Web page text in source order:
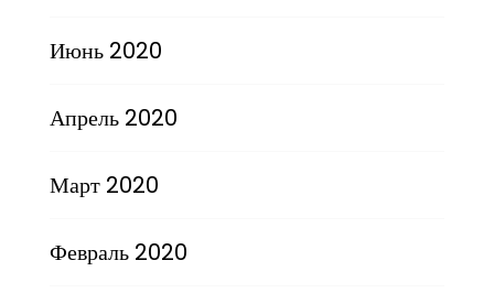
Июнь 2020
Апрель 2020
Март 2020
Февраль 2020